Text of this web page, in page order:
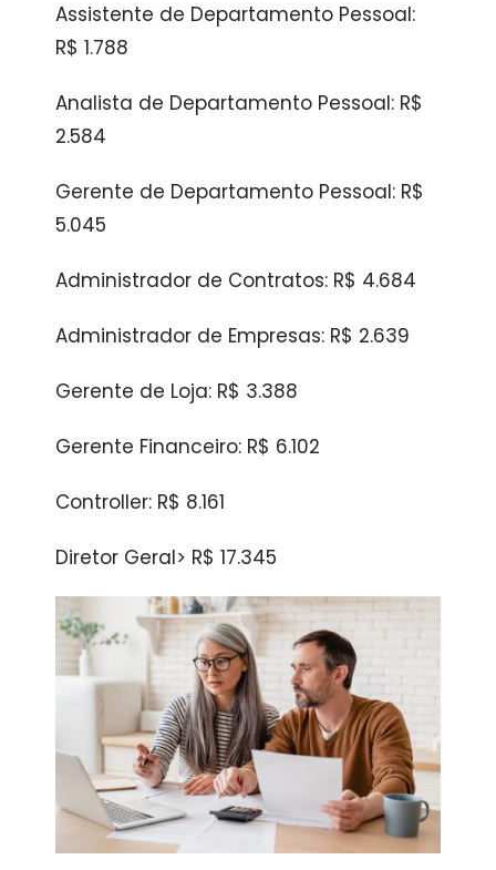
Assistente de Departamento Pessoal:
R$ 1.788
Analista de Departamento Pessoal: R$
2.584
Gerente de Departamento Pessoal: R$
5.045
Administrador de Contratos: R$ 4.684
Administrador de Empresas: R$ 2.639
Gerente de Loja: R$ 3.388
Gerente Financeiro: R$ 6.102
Controller: R$ 8.161
Diretor Geral> R$ 17.345